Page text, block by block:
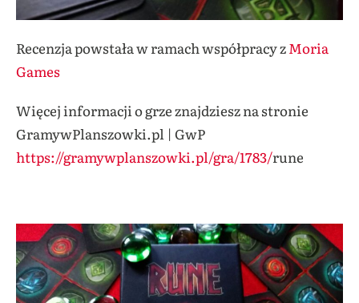
Recenzja powstała w ramach współpracy zMoria
Games
Więcej informacji o grze znajdziesz na stronie
GramywPlanszowki.pl | GwP
https://gramywplanszowki.pl/gra/1783/rune